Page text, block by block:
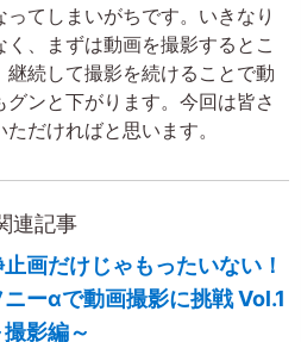
ってしまいがちです。いきなり
、まずは動画を撮影するとこ
続して撮影を続けることで動
ンと下がります。今回は皆さ
だければと思います。
連記事
止画だけじゃもったいない！
ニーαで動画撮影に挑戦 Vol.1
撮影編～